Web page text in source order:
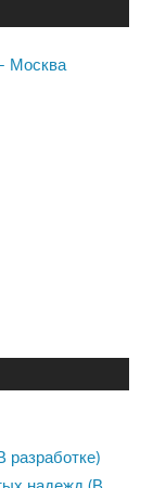
Москва